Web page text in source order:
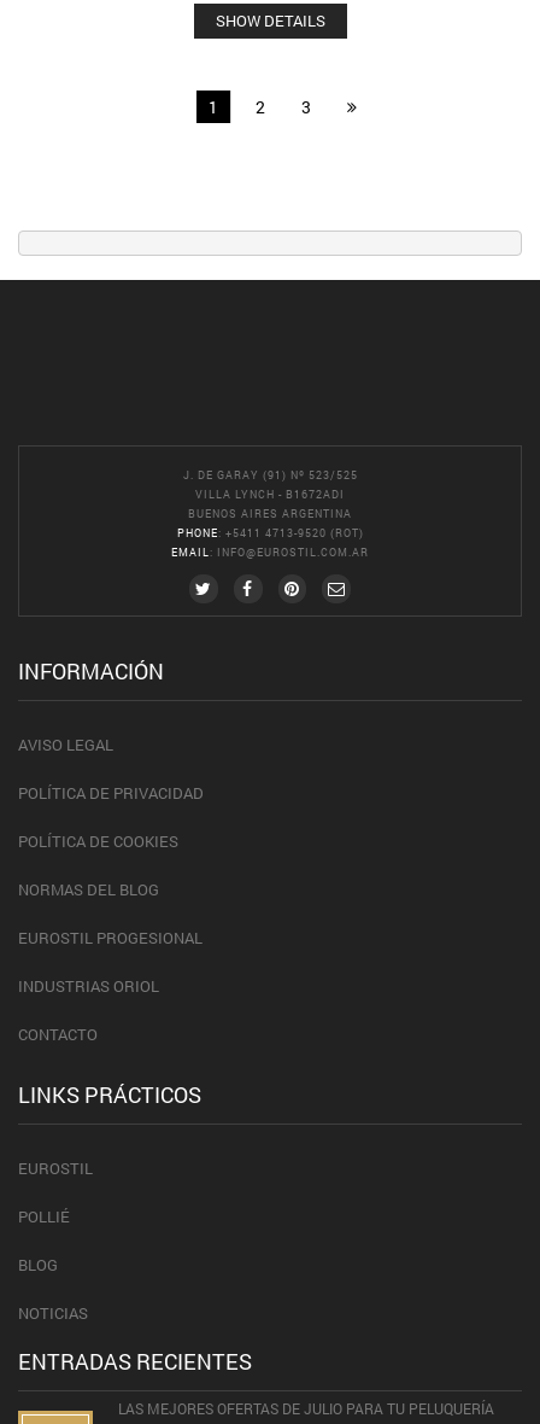
SHOW DETAILS
1 2 3
J. DE GARAY (91) Nº 523/525
VILLA LYNCH - B1672ADI
BUENOS AIRES ARGENTINA
PHONE: +5411 4713-9520 (ROT)
EMAIL : INFO@EUROSTIL.COM.AR
INFORMACIÓN
AVISO LEGAL
POLÍTICA DE PRIVACIDAD
POLÍTICA DE COOKIES
NORMAS DEL BLOG
EUROSTIL PROGESIONAL
INDUSTRIAS ORIOL
CONTACTO
LINKS PRÁCTICOS
EUROSTIL
POLLIÉ
BLOG
NOTICIAS
ENTRADAS RECIENTES
LAS MEJORES OFERTAS DE JULIO PARA TU PELUQUERÍA